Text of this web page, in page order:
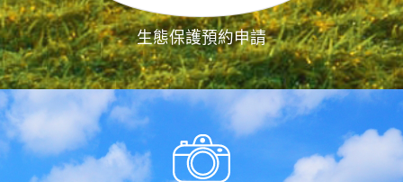
生態保護預約申請